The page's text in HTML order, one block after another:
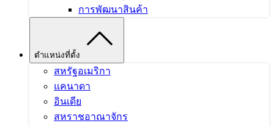
การพัฒนาสินค้า
ตำแหน่งที่ตั้ง
สหรัฐอเมริกา
แคนาดา
อินเดีย
สหราชอาณาจักร